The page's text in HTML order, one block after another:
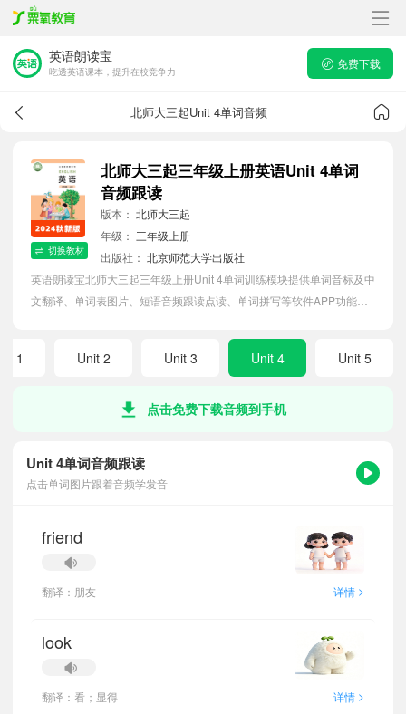
英语朗读宝
吃透英语课本，提升在校竞争力
免费下载
北师大三起Unit 4单词音频
切换教材
北师大三起三年级上册英语Unit 4单词
音频跟读
版本： 北师大三起
年级： 三年级上册
出版社： 北京师范大学出版社
英语朗读宝北师大三起三年级上册Unit 4单词训练模块提供单词音标及中
文翻译、单词表图片、短语音频跟读点读、单词拼写等软件APP功能，
1 Unit 2 Unit 3 Unit 4 Unit 5
点击免费下载音频到手机
Unit 4单词音频跟读
点击单词图片跟着音频学发音
friend
翻译：朋友 详情 >
look
翻译：看；显得 详情 >